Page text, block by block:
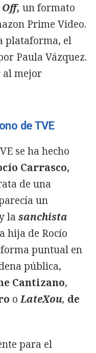
un formato
Prime Video.
plataforma, el
Paula Vázquez.
al mejor
de TVE
se ha hecho
Carrasco,
de una
un
la sanchista
hija de Rocío
puntual en
pública,
Cantizano,
oLateXou, de
para el